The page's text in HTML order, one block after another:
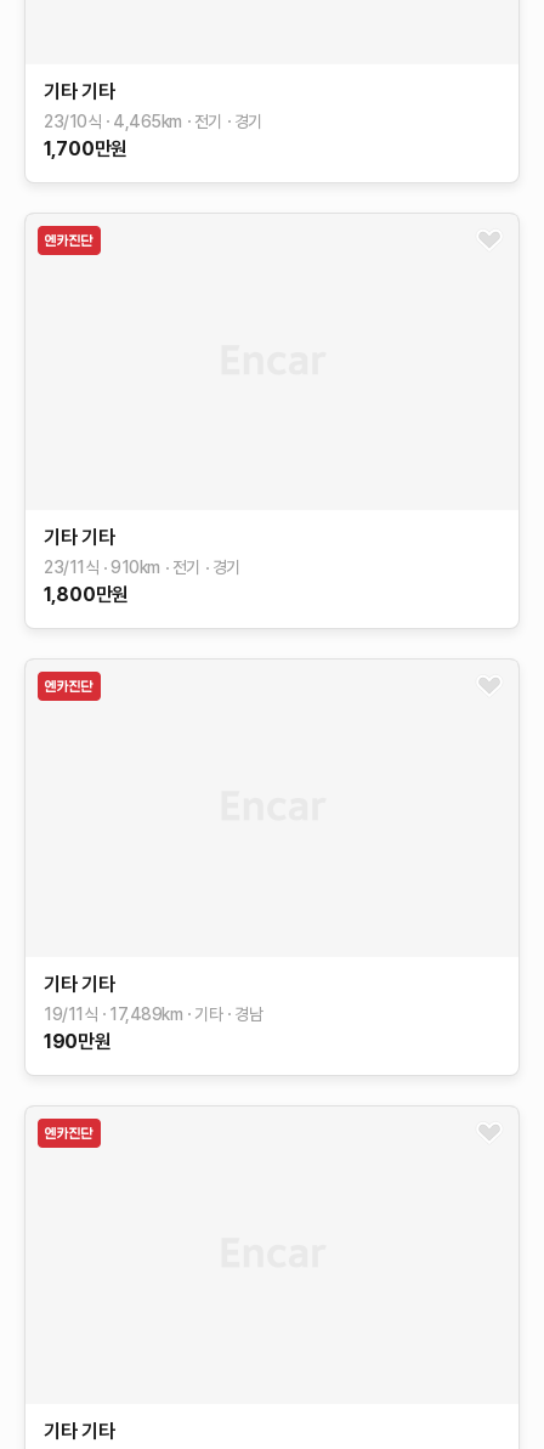
기타기타
23/10식 4,465km 전기 경기
1,700만원
기타기타
23/11식 910km 전기 경기
1,800만원
기타기타
19/11식 17,489km 기타 경남
190만원
기타기타